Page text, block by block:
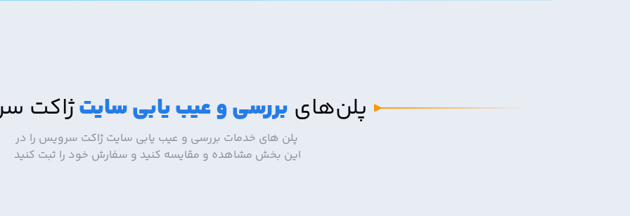
پلن‌های بررسی و عیب یابی سایتژاکت
پلن های خدمات بررسی و عیب یابی سایت ژاکت سرویس را در
این بخش مشاهده و مقایسه کنید و سفارش خود را ثبت کنید